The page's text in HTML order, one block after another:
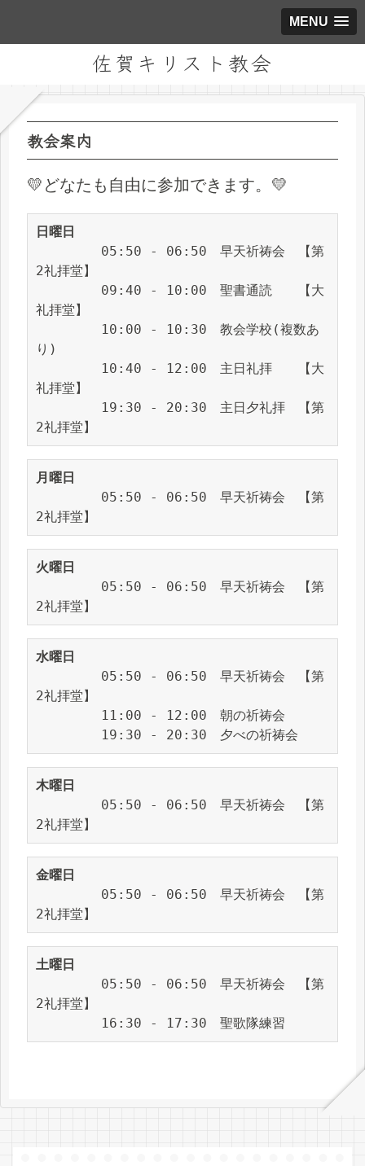
MENU
佐賀キリスト教会
教会案内
💛どなたも自由に参加できます。💛
日曜日
05:50 - 06:50　早天祈祷会　【第
2礼拝堂】
09:40 - 10:00　聖書通読　　【大
礼拝堂】
10:00 - 10:30　教会学校(複数あ
り)
10:40 - 12:00　主日礼拝　　【大
礼拝堂】
19:30 - 20:30　主日夕礼拝　【第
2礼拝堂】
月曜日
05:50 - 06:50　早天祈祷会　【第
2礼拝堂】
火曜日
05:50 - 06:50　早天祈祷会　【第
2礼拝堂】
水曜日
05:50 - 06:50　早天祈祷会　【第
2礼拝堂】
11:00 - 12:00　朝の祈祷会
19:30 - 20:30　夕べの祈祷会
木曜日
05:50 - 06:50　早天祈祷会　【第
2礼拝堂】
金曜日
05:50 - 06:50　早天祈祷会　【第
2礼拝堂】
土曜日
05:50 - 06:50　早天祈祷会　【第
2礼拝堂】
16:30 - 17:30　聖歌隊練習